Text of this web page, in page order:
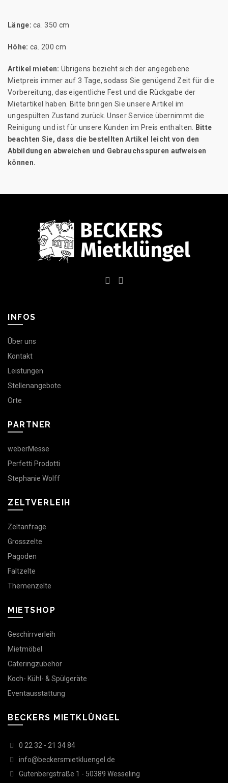
Länge: ca. 350 cm
Höhe: ca. 200 cm
Artikel mieten: Übrigens bezieht sich der angegebene
Mietpreis immer auf 3 Tage, sodass Sie genügend Zeit für die
Vorbereitung, das eigentliche Fest und die Rückgabe der
Mietartikel haben. Bitte bringen Sie unsere Artikel im
ungespülten Zustand zurück. Unser Service übernimmt die
Reinigung und ist für unsere Kunden im Preis enthalten.
Bitte
beachten Sie, dass die bestellten Artikel leicht von den
Abbildungen abweichen und Gebrauchsspuren aufweisen
können.
INFOS
Über uns
Kontakt
Leistungen
Stellenangebote
Orte
PARTNER
weberMesse
Perfetti Prodotti
Stephanie Wolff
ZELTVERLEIH
Zeltanfrage
Grosszelte
Pagoden
Faltzelte
Themenzelte
MIETSHOP
Geschirrverleih
Mietmöbel
Cateringzubehör
Koch- Kühl- & Spülgeräte
Eventausstattung
BECKERS MIETKLÜNGEL
0 22 32 - 21 34 84
info@beckersmietkluengel.de
Gutenbergstraße 1 - 50389 Wesseling